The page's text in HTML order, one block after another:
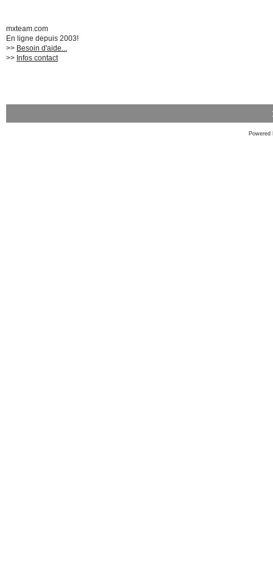
mxteam.com
En ligne depuis 2003!
>> Besoin d'aide...
>> Infos contact